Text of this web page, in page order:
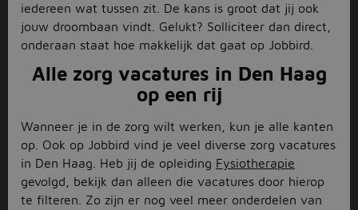
iedereen wat tussen zit. De kans is groot dat jij ook
jouw droombaan vindt. Gelukt? Solliciteer dan direct,
onderaan staat hoe makkelijk dat gaat op Jobbird.
Alle zorg vacatures in Den Haag
op een rij
Wanneer je in de zorg wilt werken, kun je alle kanten
op. Ook op Jobbird vind je veel diverse zorg vacatures
in Den Haag. Heb jij de opleiding Fysiotherapie
gevolgd, bekijk dan alleen die vacatures door hierop
te filteren. Zo zijn er nog veel meer onderdelen van